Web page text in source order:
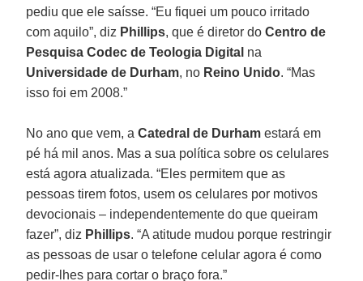
pediu que ele saísse. “Eu fiquei um pouco irritado
com aquilo”, diz Phillips, que é diretor doCentro de
Pesquisa Codec de Teologia Digital na
Universidade de Durham, no Reino Unido. “Mas
isso foi em 2008.”
No ano que vem, aCatedral de Durham estará em
pé há mil anos. Mas a sua política sobre os celulares
está agora atualizada. “Eles permitem que as
pessoas tirem fotos, usem os celulares por motivos
devocionais – independentemente do que queiram
fazer”, diz Phillips. “A atitude mudou porque restringir
as pessoas de usar o telefone celular agora é como
pedir-lhes para cortar o braço fora.”